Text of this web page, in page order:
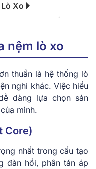
Xo
nệm lò xo
thuần là hệ thống lò
nghi khác. Việc hiểu
dàng lựa chọn sản
mình.
Core)
nhất trong cấu tạo
đàn hồi, phân tán áp